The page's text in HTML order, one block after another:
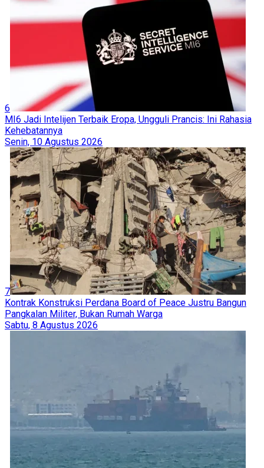
6
MI6 Jadi Intelijen Terbaik Eropa, Ungguli Prancis: Ini Rahasia
Kehebatannya
Senin, 10 Agustus 2026
7
Kontrak Konstruksi Perdana Board of Peace Justru Bangun
Pangkalan Militer, Bukan Rumah Warga
Sabtu, 8 Agustus 2026